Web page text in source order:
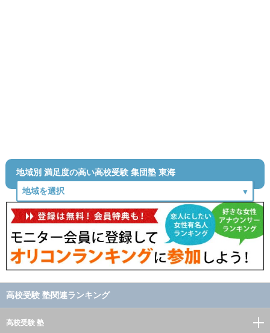
地域別 満足度の高い高校受験 集団塾 東海
高校受験 塾関連ランキング
高校受験 塾